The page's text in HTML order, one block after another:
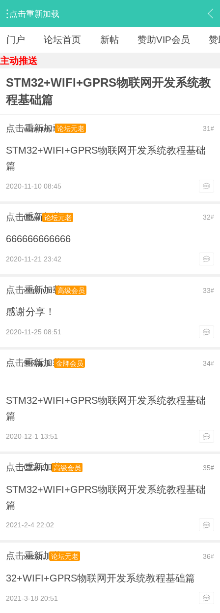
点击重新加载
› 【 资源区 】 › 『IT教程旧版』 › 内容
门户 论坛首页 新帖 赞助VIP会员 赞
主动推送
STM32+WIFI+GPRS物联网开发系统教
程基础篇
点击重新加载 31#
wcjwctwy 论坛元老
STM32+WIFI+GPRS物联网开发系统教程基础
篇
2020-11-10 08:45
点击重新加载 32#
tikiyu 论坛元老
666666666666
2020-11-21 23:42
点击重新加载 33#
xxqforum 高级会员
感谢分享！
2020-11-25 08:51
点击重新加载 34#
乘风破浪 金牌会员
STM32+WIFI+GPRS物联网开发系统教程基础
篇
2020-12-1 13:51
点击重新加载 35#
CY2020 高级会员
STM32+WIFI+GPRS物联网开发系统教程基础
篇
2021-2-4 22:02
点击重新加载 36#
xuzhou 论坛元老
32+WIFI+GPRS物联网开发系统教程基础篇
2021-3-18 20:51